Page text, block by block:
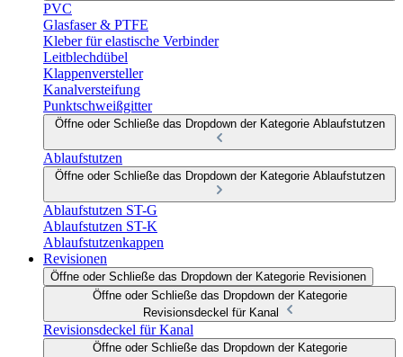
PVC
Glasfaser & PTFE
Kleber für elastische Verbinder
Leitblechdübel
Klappenversteller
Kanalversteifung
Punktschweißgitter
Öffne oder Schließe das Dropdown der Kategorie Ablaufstutzen
Ablaufstutzen
Öffne oder Schließe das Dropdown der Kategorie Ablaufstutzen
Ablaufstutzen ST-G
Ablaufstutzen ST-K
Ablaufstutzenkappen
Revisionen
Öffne oder Schließe das Dropdown der Kategorie Revisionen
Öffne oder Schließe das Dropdown der Kategorie
Revisionsdeckel für Kanal
Revisionsdeckel für Kanal
Öffne oder Schließe das Dropdown der Kategorie